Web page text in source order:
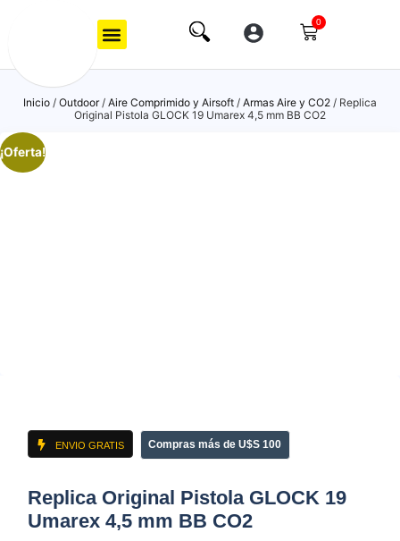
0
Inicio/ Outdoor/ Aire Comprimido y Airsoft/ Armas Aire y CO2/ Replica
Original Pistola GLOCK 19 Umarex 4,5 mm BB CO2
¡Oferta!
ENVIO GRATIS Compras más de U$S 100
Replica Original Pistola GLOCK 19
Umarex 4,5 mm BB CO2